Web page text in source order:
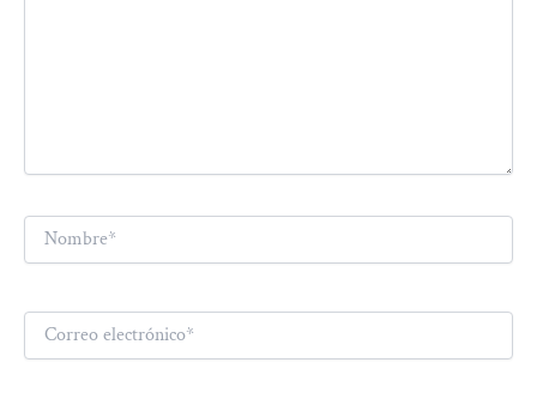
Nombre*
Correo
electrónico*